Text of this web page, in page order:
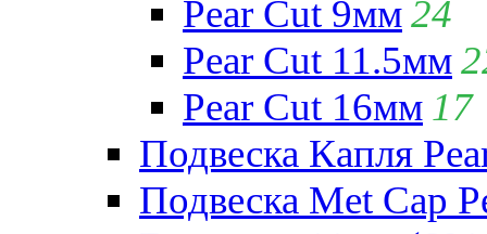
Pear Cut 9мм24
Pear Cut 11.5мм
Pear Cut 16мм 17
Подвеска Капля
Подвеска Met Cap